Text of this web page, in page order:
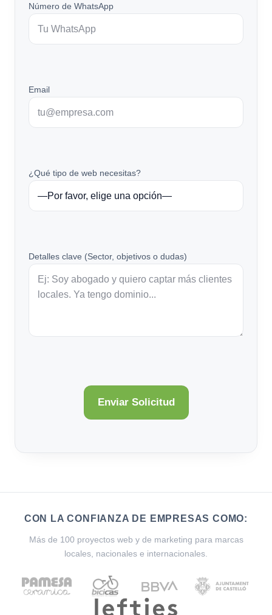
Número de WhatsApp
Email
¿Qué tipo de web necesitas?
Detalles clave (Sector, objetivos o dudas)
CON LA CONFIANZA DE EMPRESAS COMO:
Más de 100 proyectos web y de marketing para marcas
locales, nacionales e internacionales.